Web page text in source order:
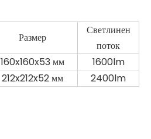
Размер
Светлинен
поток
160x160x53 мм
1600lm
212x212x52 мм 2400lm